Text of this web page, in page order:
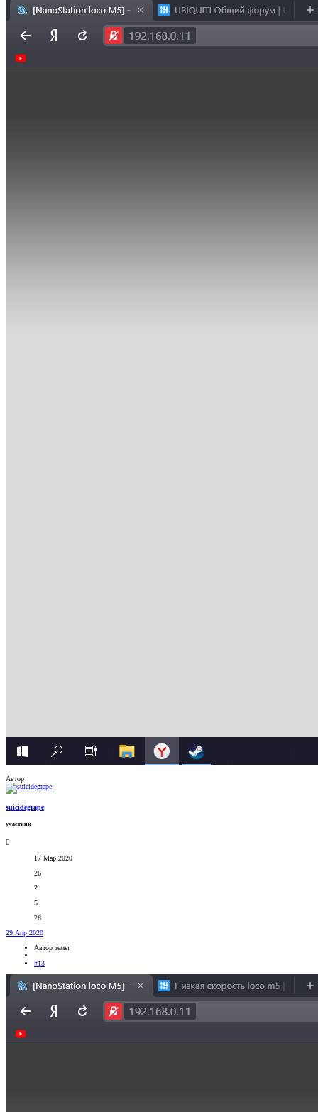
Автор
suicidegrape
участник
17 Мар 2020
26
2
5
26
29 Апр 2020
Автор темы
#13